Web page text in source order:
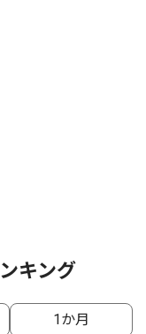
キング
1か月